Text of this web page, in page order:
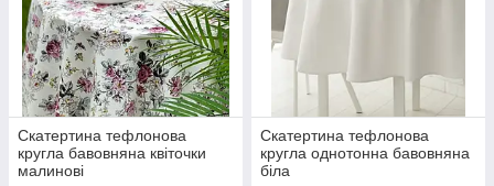
Скатертина тефлонова
кругла бавовняна квіточки
малинові
Скатертина тефлонова
кругла однотонна бавовняна
біла